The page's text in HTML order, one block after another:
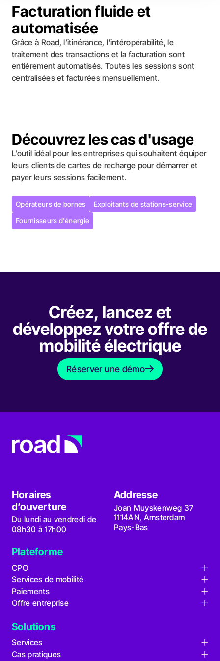
Facturation fluide et
automatisée
Grâce à Road, l’itinérance, l'intéropérabilité, le
traitement des transactions et la facturation sont
entièrement automatisés. Toutes les sessions sont
centralisées et facturées mensuellement.
Découvrez les cas d'usage
L’outil idéal pour les entreprises qui souhaitent équiper
leurs clients de cartes de recharge pour démarrer et
payer leurs sessions facilement.
Opérateurs de bornes Exploitants de stations-service
Exploitants de stations-service
Fournisseurs d'énergie
Fournisseurs d'énergie
Créez, lancez et
développez votre offre de
mobilité électrique
Réserver une démo
Réserver une démo
Horaires
d’ouverture
Du lundi au vendredi de
08h30 à 17h00
Addresse
Joan Muyskenweg 37
1114AN, Amsterdam
Pays-Bas
Plateforme
CPO
Gestion points de charge
Maintenance à distance
Gestion des tarifs
Plans de facturation
Gestion de l'énergie
Recharge intelligente
Services de mobilité
Émission de cartes
Rechercher des lieux
Plans de facturation
Paiements
Gestion de l'itinérance
Paiements QR code
Terminaux de paiement
Application mobile
Offre entreprise
Gestion organisationnelle
Niveaux de compte
Solutions
Services
Support client final
Cas pratiques